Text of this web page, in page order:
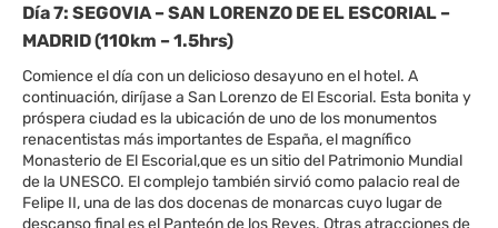
Día 7: SEGOVIA – SAN LORENZO DE EL ESCORIAL –
MADRID (110km – 1.5hrs)
Comience el día con un delicioso desayuno en el hotel. A
continuación, diríjase a San Lorenzo de El Escorial. Esta bonita y
próspera ciudad es la ubicación de uno de los monumentos
renacentistas más importantes de España, el magnífico
Monasterio de El Escorial,que es un sitio del Patrimonio Mundial
de la UNESCO. El complejo también sirvió como palacio real de
Felipe II, una de las dos docenas de monarcas cuyo lugar de
descanso final es el Panteón de los Reyes. Otras atracciones de